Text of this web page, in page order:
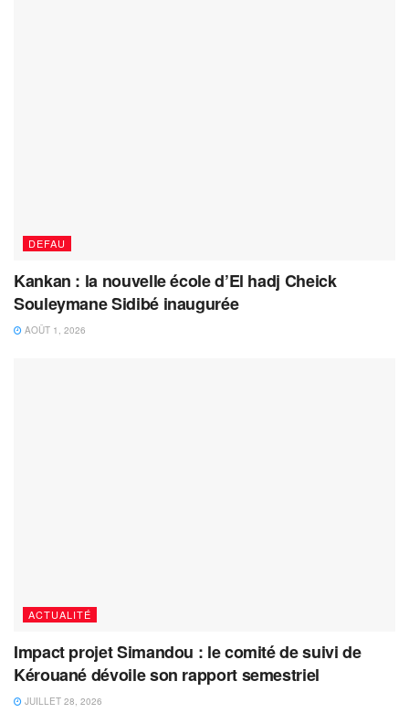
DEFAU
Kankan : la nouvelle école d’El hadj Cheick
Souleymane Sidibé inaugurée
AOÛT 1, 2026
ACTUALITÉ
Impact projet Simandou : le comité de suivi de
Kérouané dévoile son rapport semestriel
JUILLET 28, 2026